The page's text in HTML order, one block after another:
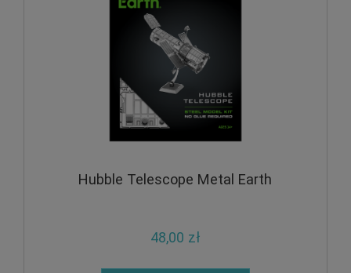
Hubble Telescope Metal Earth
48,00 zł